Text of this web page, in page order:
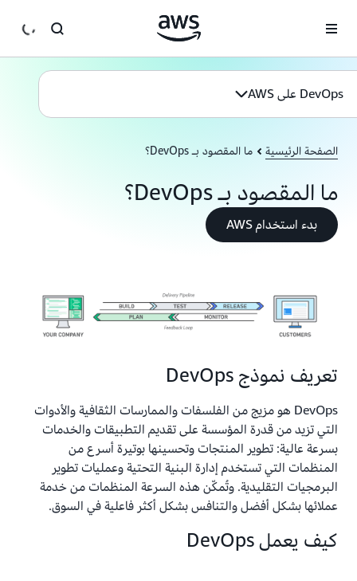
DevOps على AWS
الصفحة الرئيسية ما المقصود بـ DevOps؟
ما المقصود بـ DevOps؟
بدء استخدام AWS
تعريف نموذج DevOps
DevOps هو مزيج من الفلسفات والممارسات الثقافية والأدوات
التي تزيد من قدرة المؤسسة على تقديم التطبيقات والخدمات
بسرعة عالية: تطوير المنتجات وتحسينها بوتيرة أسرع من
المنظمات التي تستخدم إدارة البنية التحتية وعمليات تطوير
البرمجيات التقليدية. وتُمكّن هذه السرعة المنظمات من خدمة
عملائها بشكل أفضل والتنافس بشكل أكثر فاعلية في السوق.
كيف يعمل DevOps